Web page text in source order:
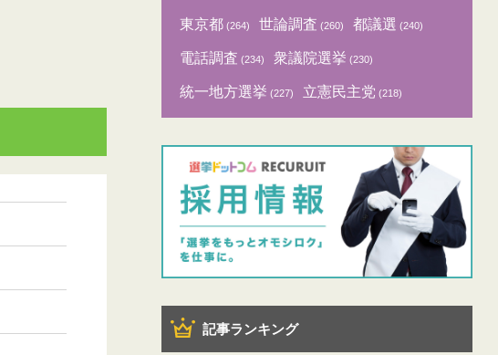
東京都 (264) 世論調査 (260) 都議選 (240)
電話調査 (234) 衆議院選挙 (230)
統一地方選挙 (227) 立憲民主党 (218)
記事ランキング